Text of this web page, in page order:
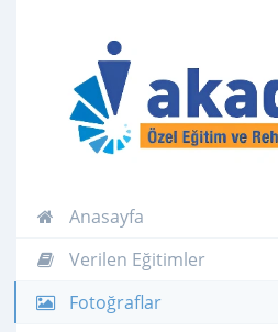
Anasayfa
Verilen Eğitimler
Fotoğraflar